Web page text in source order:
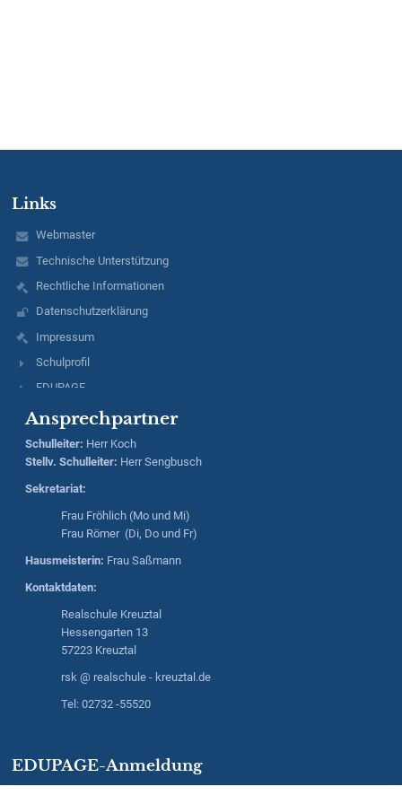
Links
Webmaster
Technische Unterstützung
Rechtliche Informationen
Datenschutzerklärung
Impressum
Schulprofil
EDUPAGE
Ansprechpartner
Schulleiter: Herr Koch
Stellv. Schulleiter: HerrSengbusch
Sekretariat:
Frau Fröhlich (Mo und Mi)
Frau Römer (Di, Do und Fr)
Hausmeisterin: Frau Saßmann
Kontaktdaten:
Realschule Kreuztal
Hessengarten 13
57223 Kreuztal
rsk @ realschule - kreuztal.de
Tel: 02732 -55520
EDUPAGE-Anmeldung